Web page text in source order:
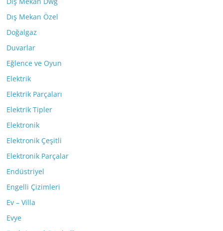
Dış Mekan Özel
Doğalgaz
Duvarlar
Eğlence ve Oyun
Elektrik
Elektrik Parçaları
Elektrik Tipler
Elektronik
Elektronik Çeşitli
Elektronik Parçalar
Endüstriyel
Engelli Çizimleri
Ev – Villa
Evye